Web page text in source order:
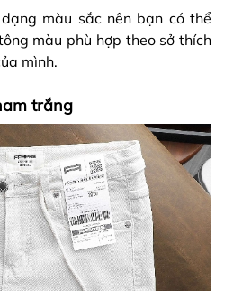
màu sắc nên bạn có thể
màu phù hợp theo sở thích
mình.
trắng